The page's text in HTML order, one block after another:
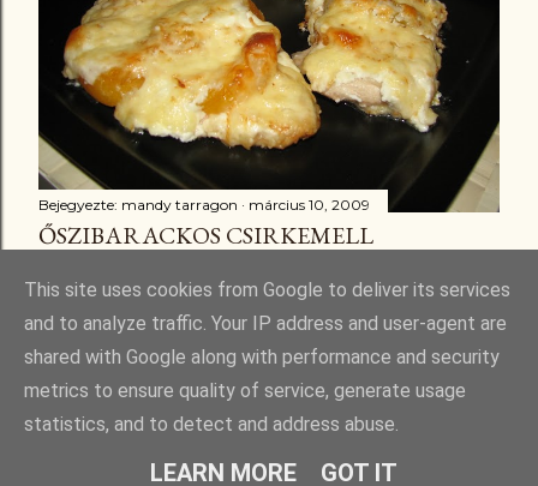
Bejegyezte: mandy tarragon március 10, 2009
ŐSZIBARACKOS CSIRKEMELL
Üzemeltető: Blogger
This site uses cookies from Google to deliver its services
and to analyze traffic. Your IP address and user-agent are
shared with Google along with performance and security
metrics to ensure quality of service, generate usage
statistics, and to detect and address abuse.
LEARN MORE GOT IT